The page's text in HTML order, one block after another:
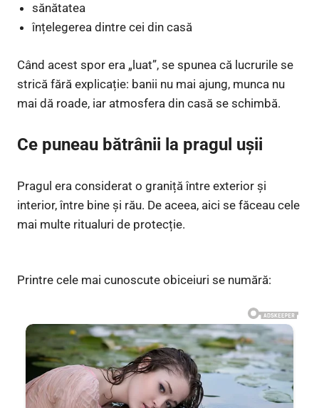
sănătatea
înțelegerea dintre cei din casă
Când acest spor era „luat”, se spunea că lucrurile se
strică fără explicație: banii nu mai ajung, munca nu
mai dă roade, iar atmosfera din casă se schimbă.
Ce puneau bătrânii la pragul ușii
Pragul era considerat o graniță între exterior și
interior, între bine și rău. De aceea, aici se făceau cele
mai multe ritualuri de protecție.
Printre cele mai cunoscute obiceiuri se numără: